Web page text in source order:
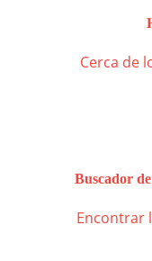
Cerca de
Buscador
Encontrar